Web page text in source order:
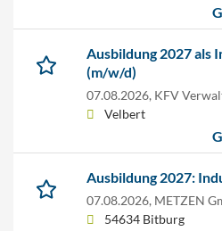
Ausbildung 2027 als
(m/w/d)
07.08.2026, KFV
Velbert
Ausbildung 2027:
07.08.2026, METZEN
54634 Bitburg